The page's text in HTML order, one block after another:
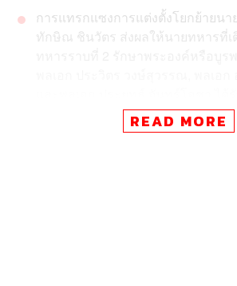
การแทรกแซงการแต่งตั้งโยกย้ายน
ทักษิณ ชินวัตร ส่งผลให้นายทหารที่เ
ตำแหน่งสำคัญในกองทัพบกทุกๆ ปี
READ MORE